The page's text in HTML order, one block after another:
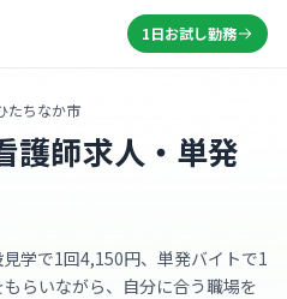
1日お試し勤務
たちなか市
護師求人・単発
学で1回4,150円、単発バイトで1
らいながら、自分に合う職場を